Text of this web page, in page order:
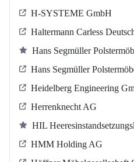
H-SYSTEME GmbH
Haltermann Carless
Hans Segmüller
Hans Segmüller
Heidelberg Engineering
Herrenknecht AG
HIL
HMM Holding AG